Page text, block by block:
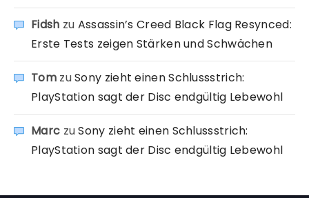
Fidsh zu Assassin’s Creed Black Flag Resynced:
Erste Tests zeigen Stärken und Schwächen
TomzuSony zieht einen Schlussstrich:
PlayStation sagt der Disc endgültig Lebewohl
Marc zuSony zieht einen Schlussstrich:
PlayStation sagt der Disc endgültig Lebewohl